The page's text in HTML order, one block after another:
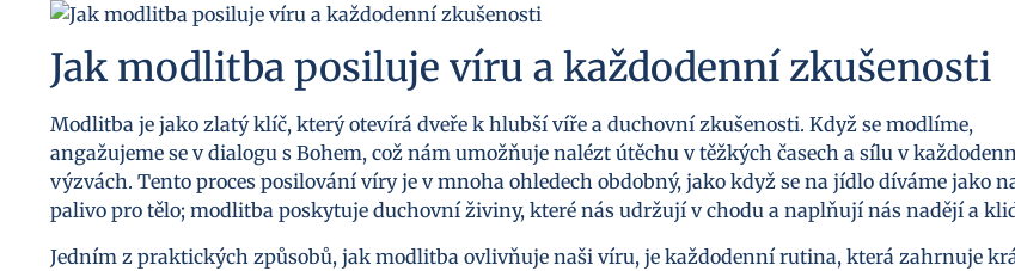
Jak modlitba posiluje víru a každodenní zkušenosti
Modlitba je jako zlatý klíč, který otevírá dveře k hlubší víře a duchovní zkušenosti. Když se modlíme,
angažujeme se v dialogu s Bohem, což nám umožňuje nalézt útěchu v těžkých časech a sílu v
výzvách. Tento proces posilování víry je v mnoha ohledech obdobný, jako když se na jídlo díváme jako
palivo pro tělo; modlitba poskytuje duchovní živiny, které nás udržují v chodu a naplňují nás nadějí a
Jedním z praktických způsobů, jak modlitba ovlivňuje naši víru, je každodenní rutina, která zahrnuje